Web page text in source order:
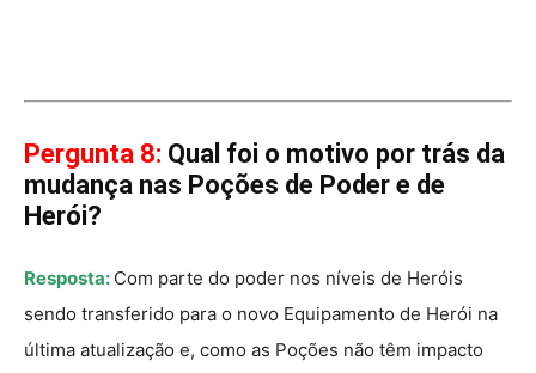
Pergunta 8: Qual foi o motivo por trás da
mudança nas Poções de Poder e de
Herói?
Resposta: Com parte do poder nos níveis de Heróis
sendo transferido para o novo Equipamento de Herói na
última atualização e, como as Poções não têm impacto